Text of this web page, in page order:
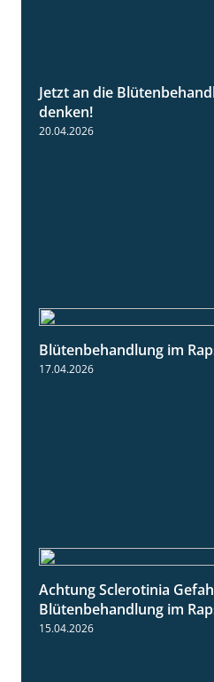
Jetzt an die
denken!
20.04.2026
Blütenbehandlung im
17.04.2026
Achtung Sclerotinia
Blütenbehandlung im
15.04.2026